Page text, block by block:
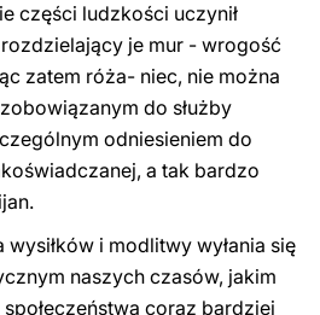
części ludzkości uczynił
je mur - wrogość
zatem róża- niec, nie można
do służby
odniesieniem do
a tak bardzo
i modlitwy wyłania się
naszych czasów, jakim
coraz bardziej